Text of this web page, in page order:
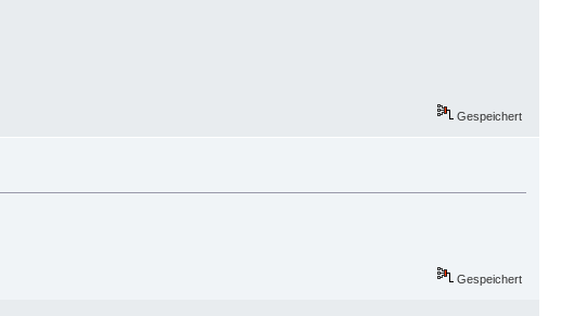
Gespeichert
Gespeichert